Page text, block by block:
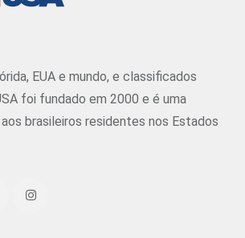
EUA e mundo, e classificados
foi fundado em 2000 e é uma
brasileiros residentes nos Estados